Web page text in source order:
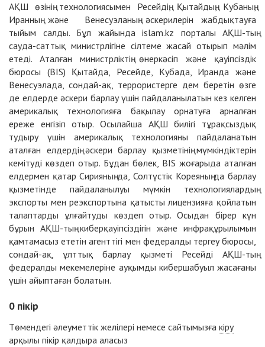
АҚШ өзінің технологиясымен Ресейдің, Қытайдың, Кубаның,
Иранның және Венесуэланың әскерилерін жабдықтауға
тыйым салды. Бұл жайында islam.kz порталы АҚШ-тың
сауда-саттық министрлігіне сілтеме жасай отырып мәлім
етеді. Аталған министрліктің өнеркәсіп және қауіпсіздік
бюросы (BIS) Қытайда, Ресейде, Кубада, Иранда және
Венесуэлада, сондай-ақ, террористерге дем беретін өзге
де елдерде әскери барлау үшін пайдаланылатын кез келген
америкалық технологияға бақылау орнатуға арналған
ереже енгізіп отыр. Осылайша АҚШ билігі тұрақсыздық
тудыру үшін америкалық технологияны пайдаланатын
аталған елдердің әскери барлау қызметінің мүмкіндіктерін
кемітуді көздеп отыр. Бұдан бөлек, BIS жоғарыда аталған
елдермен қатар Сирияның да, Солтүстік Кореяның да барлау
қызметінде пайдаланылуы мүмкін технологиялардың
экспорты мен реэкспортына қатысты лицензияға қойлатын
талаптарды ұлғайтуды көздеп отыр. Осыдан бірер күн
бұрын АҚШ-тың киберқауіпсіздігін және инфрақұрылымын
қамтамасыз ететін агенттігі мен федералды тергеу бюросы,
сондай-ақ, ұлттық барлау қызметі Ресейді АҚШ-тың
федералды мекемелеріне ауқымды кибершабуыл жасағаны
үшін айыптаған болатын.
0 пікір
Төмендегі әлеуметтік желілері немесе сайтымызға кіру
арқылы пікір қалдыра аласыз